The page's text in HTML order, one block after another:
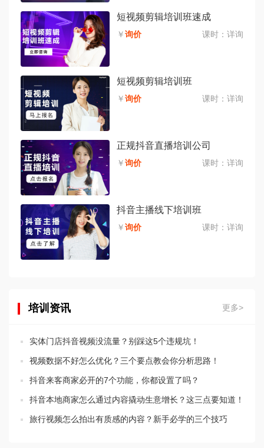
短视频剪辑培训班速成
￥询价 课时： 详询
短视频剪辑培训班
￥询价 课时： 详询
正规抖音直播培训公司
￥询价 课时： 详询
抖音主播线下培训班
￥询价 课时： 详询
培训资讯 更多>
实体门店抖音视频没流量？别踩这5个违规坑！
视频数据不好怎么优化？三个要点教会你分析思路！
抖音来客商家必开的7个功能，你都设置了吗？
抖音本地商家怎么通过内容撬动生意增长？这三点要知道！
旅行视频怎么拍出有质感的内容？新手必学的三个技巧